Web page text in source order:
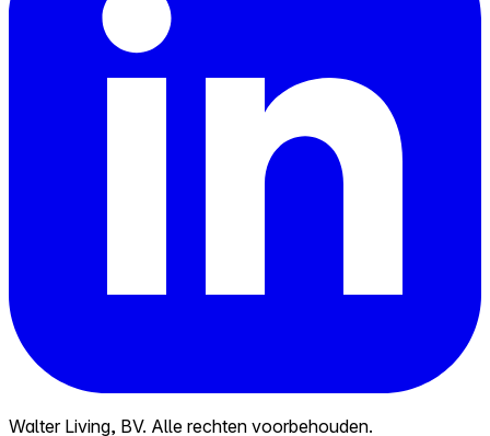
Walter Living, BV. Alle rechten voorbehouden.